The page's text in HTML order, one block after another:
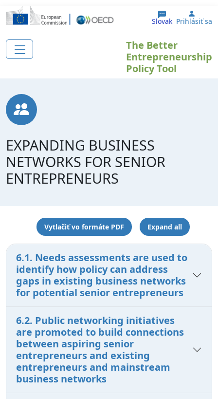
Skočiť na hlavný obsah
Slovak User
Prihlásiť sa
The Better
Entrepreneurship
Policy Tool
EXPANDING BUSINESS
NETWORKS FOR SENIOR
ENTREPRENEURS
Vytlačiť vo formáte PDF Expand all
6.1. Needs assessments are used to
identify how policy can address
gaps in existing business networks
for potential senior entrepreneurs
6.2. Public networking initiatives
are promoted to build connections
between aspiring senior
entrepreneurs and existing
entrepreneurs and mainstream
business networks